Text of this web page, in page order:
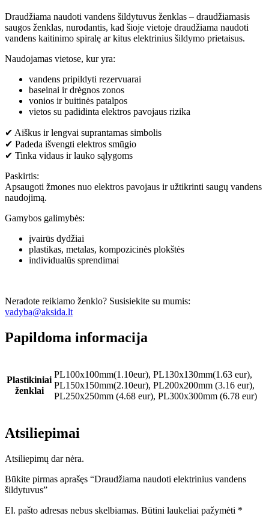
Draudžiama naudoti vandens šildytuvus ženklas – draudžiamasis
saugos ženklas, nurodantis, kad šioje vietoje draudžiama naudoti
vandens kaitinimo spiralę ar kitus elektrinius šildymo prietaisus.
Naudojamas vietose, kur yra:
vandens pripildyti rezervuarai
baseinai ir drėgnos zonos
vonios ir buitinės patalpos
vietos su padidinta elektros pavojaus rizika
✔ Aiškus ir lengvai suprantamas simbolis
✔ Padeda išvengti elektros smūgio
✔ Tinka vidaus ir lauko sąlygoms
Paskirtis:
Apsaugoti žmones nuo elektros pavojaus ir užtikrinti saugų vandens
naudojimą.
Gamybos galimybės:
įvairūs dydžiai
plastikas, metalas, kompozicinės plokštės
individualūs sprendimai
Neradote reikiamo ženklo? Susisiekite su mumis:
vadyba@aksida.lt
Papildoma informacija
Plastikiniai
ženklai
PL100x100mm(1.10eur), PL130x130mm(1.63 eur),
PL150x150mm(2.10eur), PL200x200mm (3.16 eur),
PL250x250mm (4.68 eur), PL300x300mm (6.78 eur)
Atsiliepimai
Atsiliepimų dar nėra.
Būkite pirmas aprašęs “Draudžiama naudoti elektrinius vandens
šildytuvus”
El. pašto adresas nebus skelbiamas. Būtini laukeliai pažymėti *